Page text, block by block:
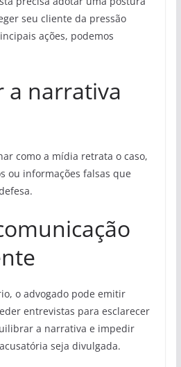
seu cliente da pressão
ações, podemos
a narrativa
como a mídia retrata o caso,
ou informações falsas que
o advogado pode emitir
entrevistas para esclarecer
a narrativa e impedir
seja divulgada.